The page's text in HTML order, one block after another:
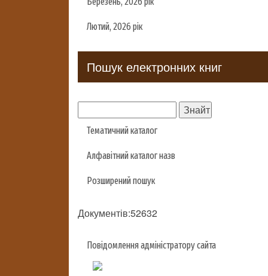
Лютий, 2026 рік
Пошук електронних книг
Тематичний каталог
Алфавітний каталог назв
Розширений пошук
Документів:52632
Повідомлення адміністратору сайта